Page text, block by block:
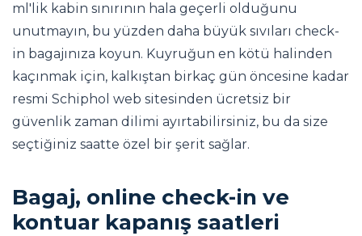
ml'lik kabin sınırının hala geçerli olduğunu
unutmayın, bu yüzden daha büyük sıvıları check-
in bagajınıza koyun. Kuyruğun en kötü halinden
kaçınmak için, kalkıştan birkaç gün öncesine kadar
resmi Schiphol web sitesinden ücretsiz bir
güvenlik zaman dilimi ayırtabilirsiniz, bu da size
seçtiğiniz saatte özel bir şerit sağlar.
Bagaj, online check-in ve
kontuar kapanış saatleri